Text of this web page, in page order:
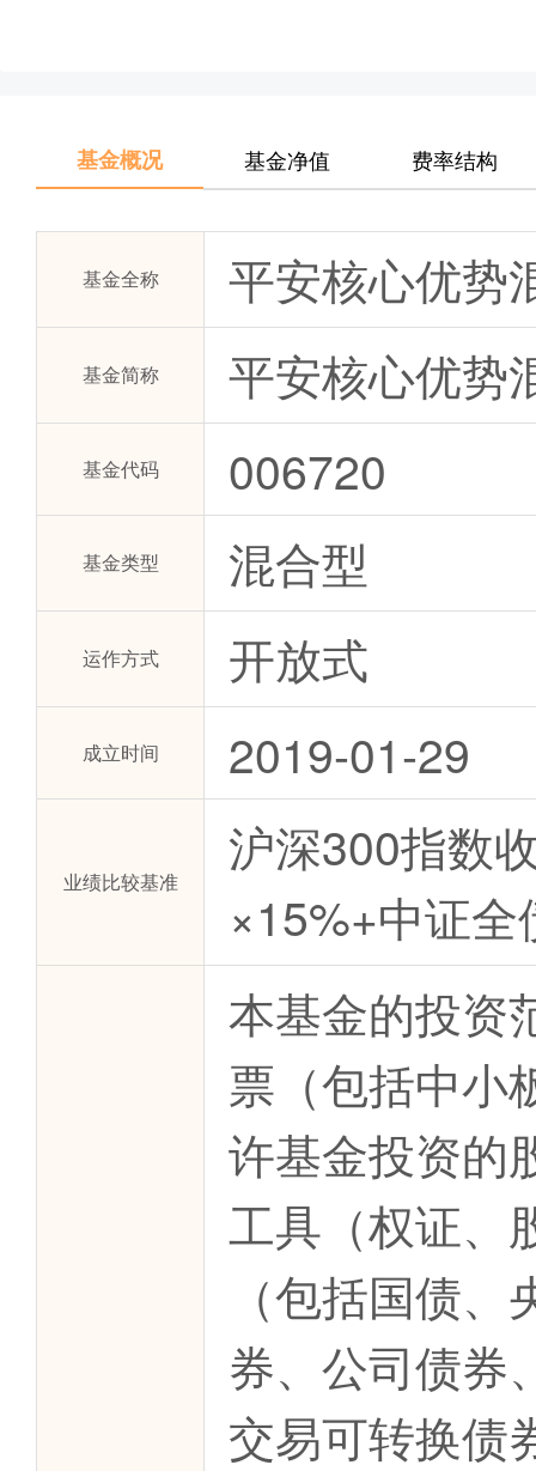
基金概况 基金净值 费率结构
基金全称 平安核心优势
基金简称 平安核心优势
基金代码 006720
基金类型 混合型
运作方式 开放式
成立时间 2019-01-29
业绩比较基准
沪深300指数
×15%+中证
本基金的投资
票（包括中小
许基金投资的
工具（权证、
（包括国债
券、公司债券
交易可转换债